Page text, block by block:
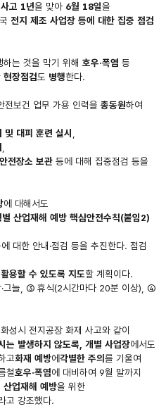
고 1년을 맞아 6월 18일을
전지 제조 사업장 등에 대한 집중 점검
는 것을 막기 위해 호우·폭염 등
현장점검도 병행한다.
전보건 업무 가용 인력을 총동원하여
대피 훈련 실시
전장소 보관등에 대해 집중점검 등을
에 대해서도
산업재해 예방 핵심안전수칙(붙임2)
대한 안내·점검 등을 추진한다. 점검
용할 수 있도록 지도할 계획이다.
늘, ③ 휴식(2시간마다 20분 이상), ④
성시 전지공장 화재 사고와 같이
는 발생하지 않도록, 개별 사업장에서도
고화재 예방에각별한 주의를 기울여
철호우·폭염에 대비하여 9월 말까지
산업재해 예방을 위한
고 강조했다.